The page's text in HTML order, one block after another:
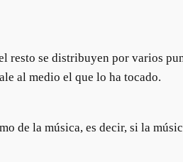
resto se distribuyen por varios
al medio el que lo ha tocado.
de la música, es decir, si la